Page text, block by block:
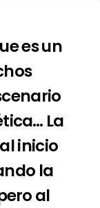
es un
La
inicio
la
al